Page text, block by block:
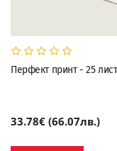
Перфект принт - 25
33.78€ (66.07лв.)